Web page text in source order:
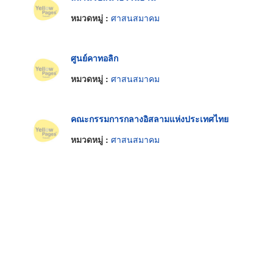
หมวดหมู่ : ศาสนสมาคม
ศูนย์คาทอลิก
หมวดหมู่ : ศาสนสมาคม
คณะกรรมการกลางอิสลามแห่งประเทศไทย
หมวดหมู่ : ศาสนสมาคม